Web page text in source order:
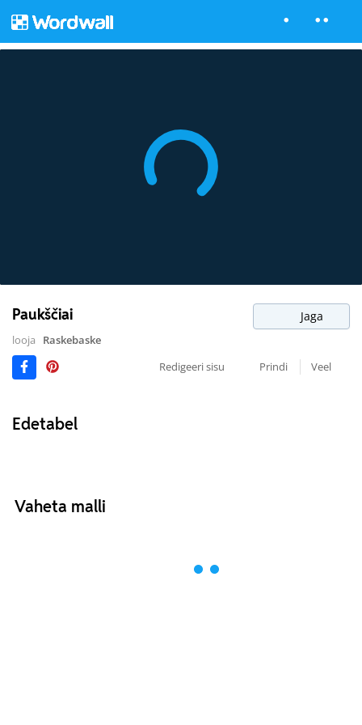
Paukščiai Jaga
looja
Raskebaske
Redigeeri sisu
Prindi Veel
Edetabel
Vaheta malli